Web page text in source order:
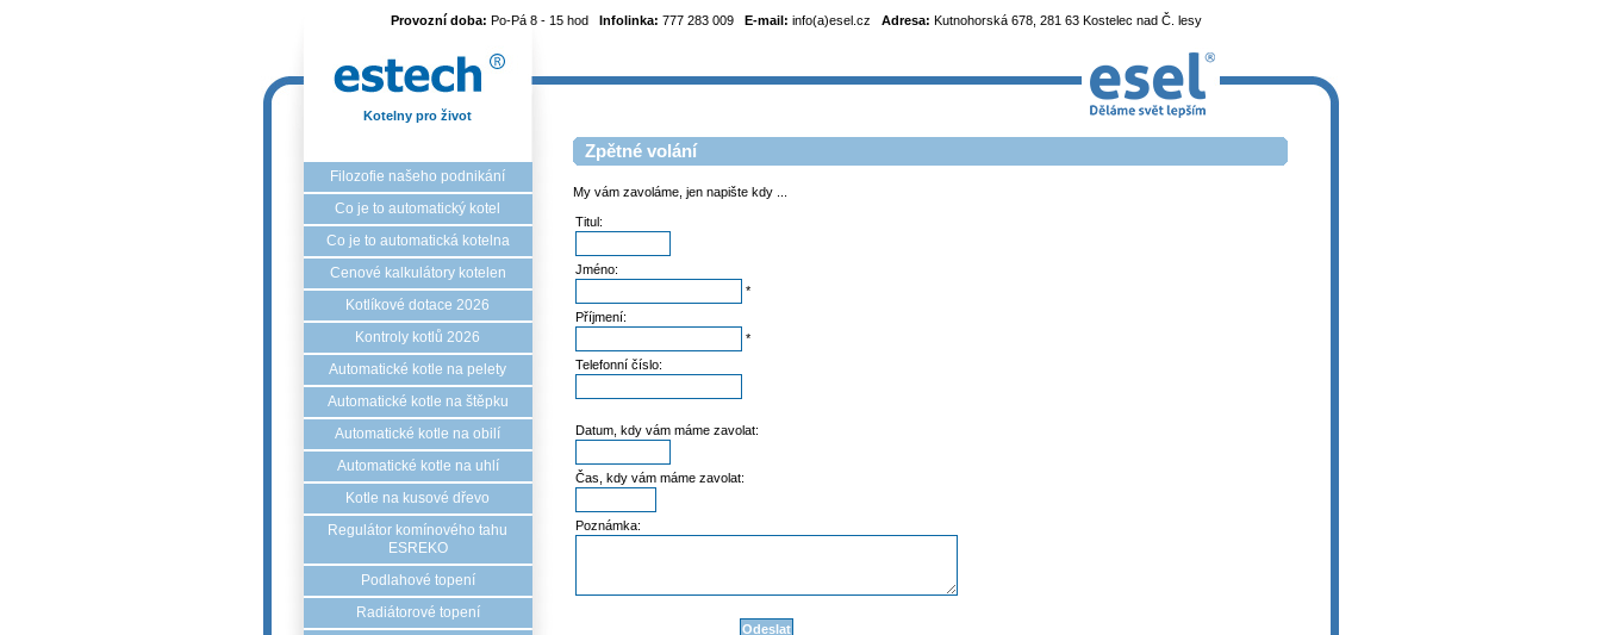
Provozní doba: Po-Pá 8 - 15 hod Infolinka: 777 283 009 E-mail: info(a)esel.cz Adresa: Kutnohorská 678, 281 63 Kostelec nad Č. lesy
Kotelny pro život
Filozofie našeho podnikání
Co je to automatický kotel
Co je to automatická kotelna
Cenové kalkulátory kotelen
Kotlíkové dotace 2026
Kontroly kotlů 2026
Automatické kotle na pelety
Automatické kotle na štěpku
Automatické kotle na obilí
Automatické kotle na uhlí
Kotle na kusové dřevo
Regulátor komínového tahu
ESREKO
Podlahové topení
Radiátorové topení
Zpětné volání
My vám zavoláme, jen napište kdy ...
Titul:
Jméno:
*
Příjmení:
*
Telefonní číslo:
Datum, kdy vám máme zavolat:
Čas, kdy vám máme zavolat:
Poznámka: